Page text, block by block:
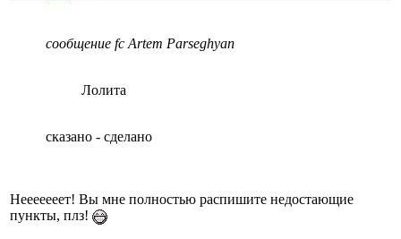
сообщение fc Artem Parseghyan
Лолита
сказано - сделано
Нееееееет! Вы мне полностью распишите недостающие
пункты, плз!